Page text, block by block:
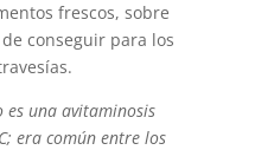
frescos, sobre
conseguir para los
es una avitaminosis
era común entre los